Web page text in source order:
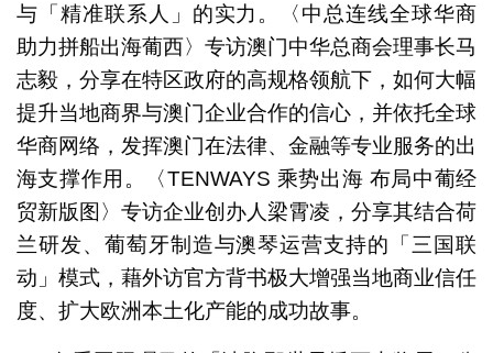
与「精准联系人」的实力。〈中总连线全球华商
助力拼船出海葡西〉专访澳门中华总商会理事长马
志毅，分享在特区政府的高规格领航下，如何大幅
提升当地商界与澳门企业合作的信心，并依托全球
华商网络，发挥澳门在法律、金融等专业服务的出
海支撑作用。〈TENWAYS 乘势出海 布局中葡经
贸新版图〉专访企业创办人梁霄凌，分享其结合荷
兰研发、葡萄牙制造与澳琴运营支持的「三国联
动」模式，藉外访官方背书极大增强当地商业信任
度、扩大欧洲本土化产能的成功故事。